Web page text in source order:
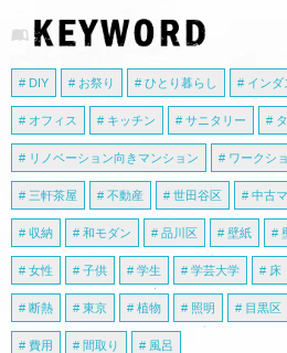
DIY お祭り ひとり暮らし インダ
オフィス キッチン サニタリー
リノベーション向きマンション ワークシ
三軒茶屋 不動産 世田谷区 中古
収納 和モダン 品川区 壁紙
女性 子供 学生 学芸大学 床
断熱 東京 植物 照明 目黒区
費用 間取り 風呂